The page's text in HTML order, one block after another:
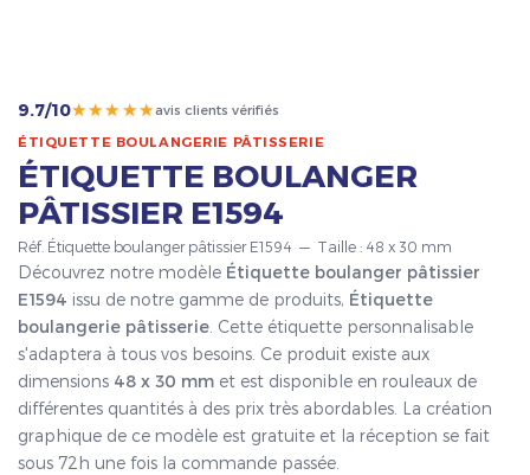
9.7/10★★★★★avis clients vérifiés
ÉTIQUETTE BOULANGERIE PÂTISSERIE
ÉTIQUETTE BOULANGER
PÂTISSIER E1594
Réf. Étiquette boulanger pâtissier E1594 — Taille : 48 x 30 mm
Découvrez notre modèle Étiquette boulanger pâtissier
E1594 issu de notre gamme de produits, Étiquette
boulangerie pâtisserie . Cette étiquette personnalisable
s'adaptera à tous vos besoins. Ce produit existe aux
dimensions 48 x 30 mm et est disponible en rouleaux de
différentes quantités à des prix très abordables. La création
graphique de ce modèle est gratuite et la réception se fait
sous 72h une fois la commande passée.